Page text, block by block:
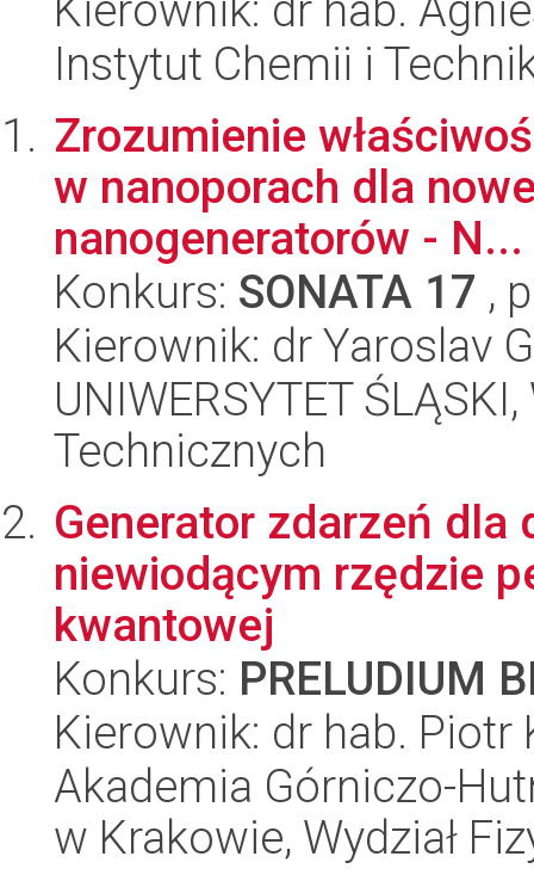
Instytut Chemii i
Zrozumienie
w nanoporach dla
nanogeneratorów - N...
Konkurs: SONATA 17 ,
Kierownik: dr Yaroslav
UNIWERSYTET
Technicznych
Generator zdarzeń dla
niewiodącym rzędzie
kwantowej
Konkurs: PRELUDIUM
Kierownik: dr hab. Piotr
Akademia Górniczo-
w Krakowie, Wydział